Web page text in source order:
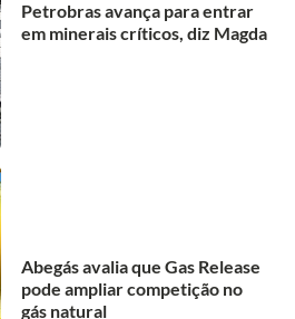
Petrobras avança para entrar
em minerais críticos, diz Magda
Abegás avalia que Gas Release
pode ampliar competição no
gás natural